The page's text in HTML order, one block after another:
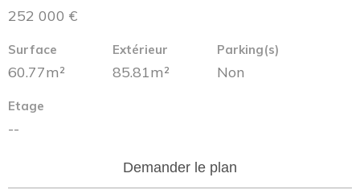
252 000 €
Surface
60.77m²
Extérieur
85.81m²
Parking(s)
Non
Etage
--
Demander le plan